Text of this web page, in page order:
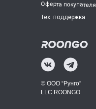
Тех. поддержка
Оферта покупателя
© ООО “Рунго”
LLC ROONGO